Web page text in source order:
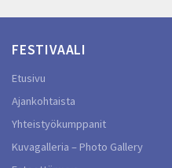
FESTIVAALI
Etusivu
Ajankohtaista
Yhteistyökumppanit
Kuvagalleria – Photo Gallery